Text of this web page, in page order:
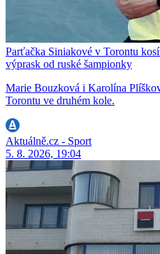
Parťačka Siniakové v Torontu
výprask od ruské šampionky
Marie Bouzková i Karolína
Torontu ve druhém kole.
Aktuálně.cz - Sport
5. 8. 2026, 19:04